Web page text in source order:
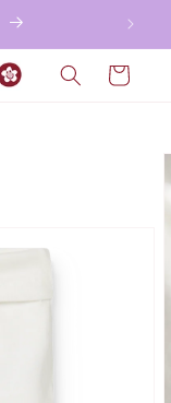
Winkelwagen